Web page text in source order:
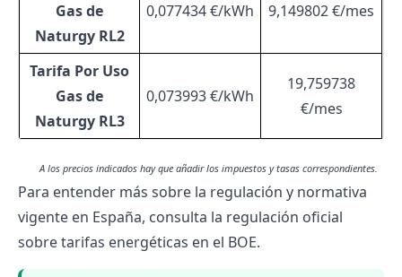
Gas de
Naturgy RL2
0,077434 €/kWh 9,149802 €/mes
Tarifa Por Uso
Gas de
Naturgy RL3
0,073993 €/kWh
19,759738
€/mes
A los precios indicados hay que añadir los impuestos y tasas correspondientes.
Para entender más sobre la regulación y normativa
vigente en España, consulta la regulación oficial
sobre tarifas energéticas en el BOE.